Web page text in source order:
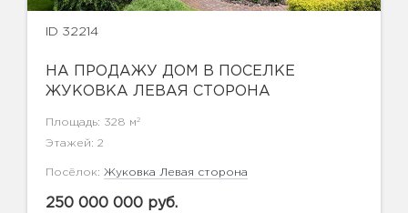
ID 32214
НА ПРОДАЖУ ДОМ В ПОСЕЛКЕ
ЖУКОВКА ЛЕВАЯ СТОРОНА
Площадь: 328 м 2
Этажей: 2
Посёлок: Жуковка Левая сторона
250 000 000 руб.